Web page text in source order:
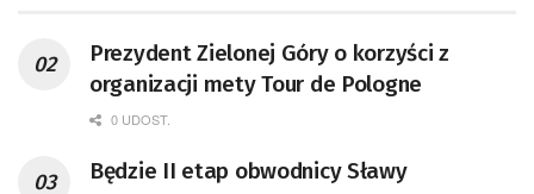
Prezydent Zielonej Góry o korzyści z
organizacji mety Tour de Pologne
0 UDOST.
Będzie II etap obwodnicy Sławy